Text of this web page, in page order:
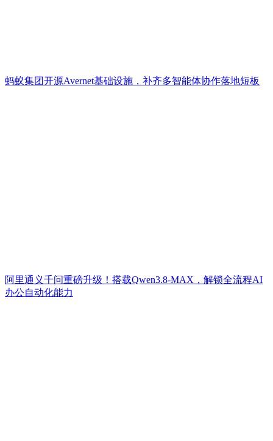
蚂蚁集团开源Avernet基础设施，补齐多智能体协作落地短板
阿里通义千问重磅升级！搭载Qwen3.8-MAX，解锁全流程AI
办公自动化能力